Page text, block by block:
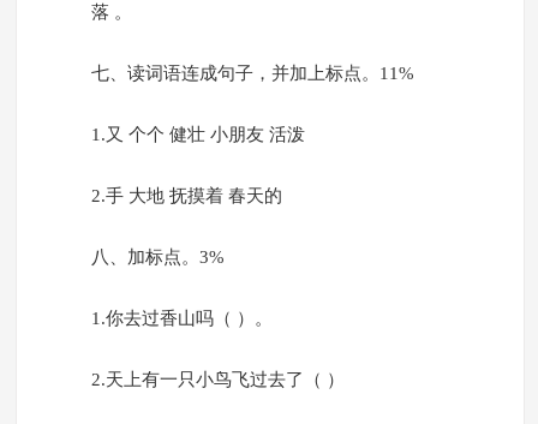
落 。
七、读词语连成句子，并加上标点。11%
1.又 个个 健壮 小朋友 活泼
2.手 大地 抚摸着 春天的
八、加标点。3%
1.你去过香山吗（ ）。
2.天上有一只小鸟飞过去了（ ）